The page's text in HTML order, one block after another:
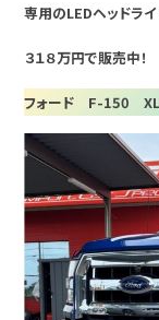
専用のLEDヘッドライ
３１８万円で販売中！
フォード F-150